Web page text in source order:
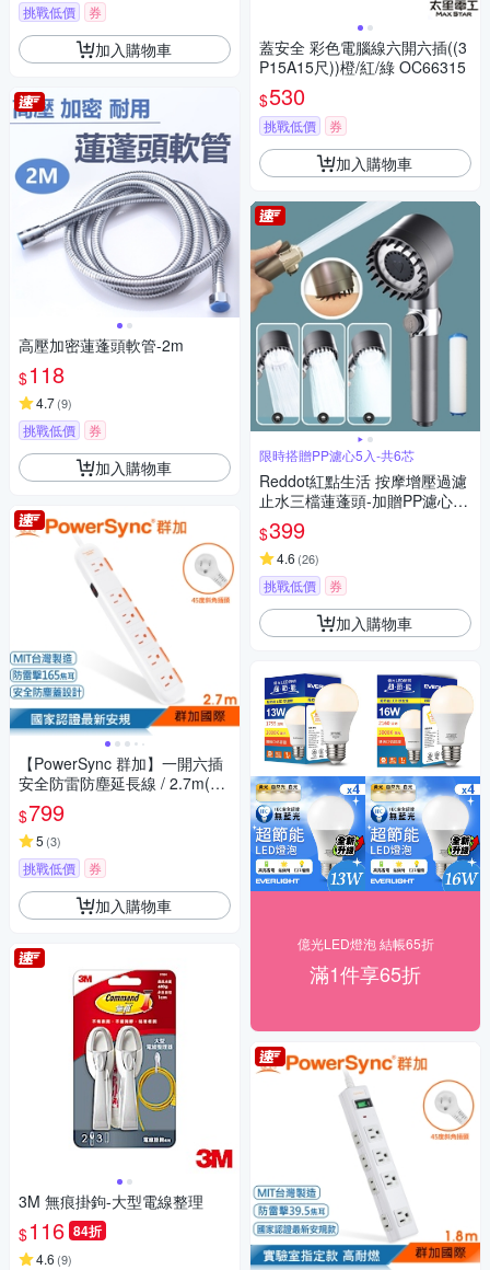
挑戰低價 券
加入購物車
高壓加密蓮蓬頭軟管-2m
$118
4.7(9)
挑戰低價 券
加入購物車
【PowerSync 群加】一開六插
安全防雷防塵延長線 / 2.7m(TS
6W9027)
$799
5 (3)
挑戰低價 券
加入購物車
3M 無痕掛鉤-大型電線整理
$116 84折
4.6 (9)
蓋安全 彩色電腦線六開六插((3
P15A15尺))橙/紅/綠 OC66315
$530
挑戰低價 券
加入購物車
限時搭贈PP濾心5入-共6芯
Reddot紅點生活 按摩增壓過濾
止水三檔蓮蓬頭-加贈PP濾心5
入(共6芯)
$399
4.6 (26)
挑戰低價 券
加入購物車
億光LED燈泡 結帳65折
滿1件享65折